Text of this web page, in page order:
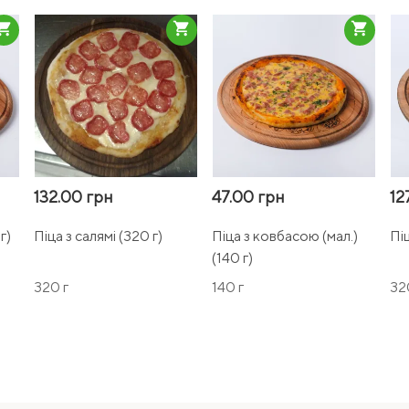
132.00 грн
Піца з салямі (320 г)
320 г
shopping_cart
47.00 грн
Піца з ковбасою (мал.)
(140 г)
140 г
shopping_cart